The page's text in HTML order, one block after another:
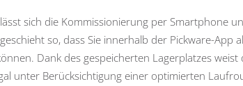
sich die Kommissionierung per Smartphone
so, dass Sie innerhalb der Pickware-App
Dank des gespeicherten Lagerplatzes weist
unter Berücksichtigung einer optimierten